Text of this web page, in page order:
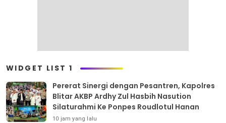
WIDGET LIST 1
Pererat Sinergi dengan Pesantren, Kapolres
Blitar AKBP Ardhy Zul Hasbih Nasution
Silaturahmi Ke Ponpes Roudlotul Hanan
10 jam yang lalu